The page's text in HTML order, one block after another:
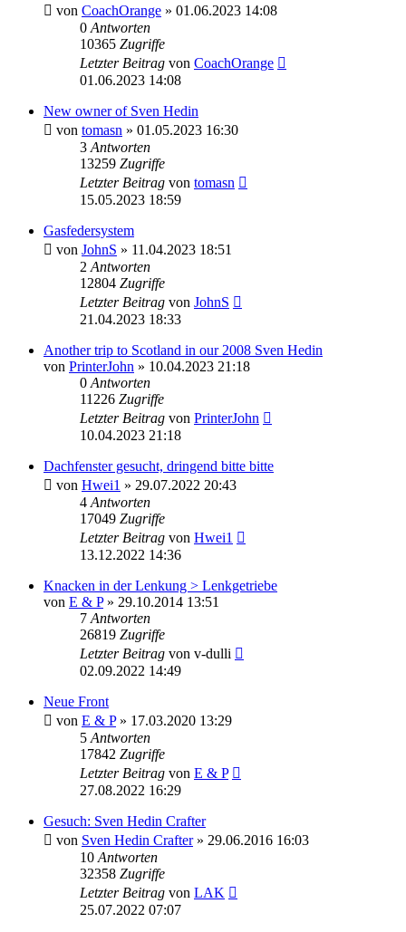
von CoachOrange » 01.06.2023 14:08
0 Antworten
10365 Zugriffe
Letzter Beitrag von CoachOrange
01.06.2023 14:08
New owner of Sven Hedin
von tomasn » 01.05.2023 16:30
3 Antworten
13259 Zugriffe
Letzter Beitrag von tomasn
15.05.2023 18:59
Gasfedersystem
von JohnS » 11.04.2023 18:51
2 Antworten
12804 Zugriffe
Letzter Beitrag von JohnS
21.04.2023 18:33
Another trip to Scotland in our 2008 Sven Hedin
von PrinterJohn » 10.04.2023 21:18
0 Antworten
11226 Zugriffe
Letzter Beitrag von PrinterJohn
10.04.2023 21:18
Dachfenster gesucht, dringend bitte bitte
von Hwei1 » 29.07.2022 20:43
4 Antworten
17049 Zugriffe
Letzter Beitrag von Hwei1
13.12.2022 14:36
Knacken in der Lenkung > Lenkgetriebe
von E & P» 29.10.2014 13:51
7 Antworten
26819 Zugriffe
Letzter Beitrag von v-dulli
02.09.2022 14:49
Neue Front
von E & P» 17.03.2020 13:29
5 Antworten
17842 Zugriffe
Letzter Beitrag von E & P
27.08.2022 16:29
Gesuch: Sven Hedin Crafter
von Sven Hedin Crafter» 29.06.2016 16:03
10 Antworten
32358 Zugriffe
Letzter Beitrag von LAK
25.07.2022 07:07